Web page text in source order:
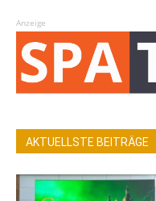
Anzeige
AKTUELLSTE BEITRÄGE